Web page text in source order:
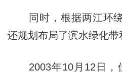
同时，根据两江环绕
还规划布局了滨水绿化带
2003年10月12日，